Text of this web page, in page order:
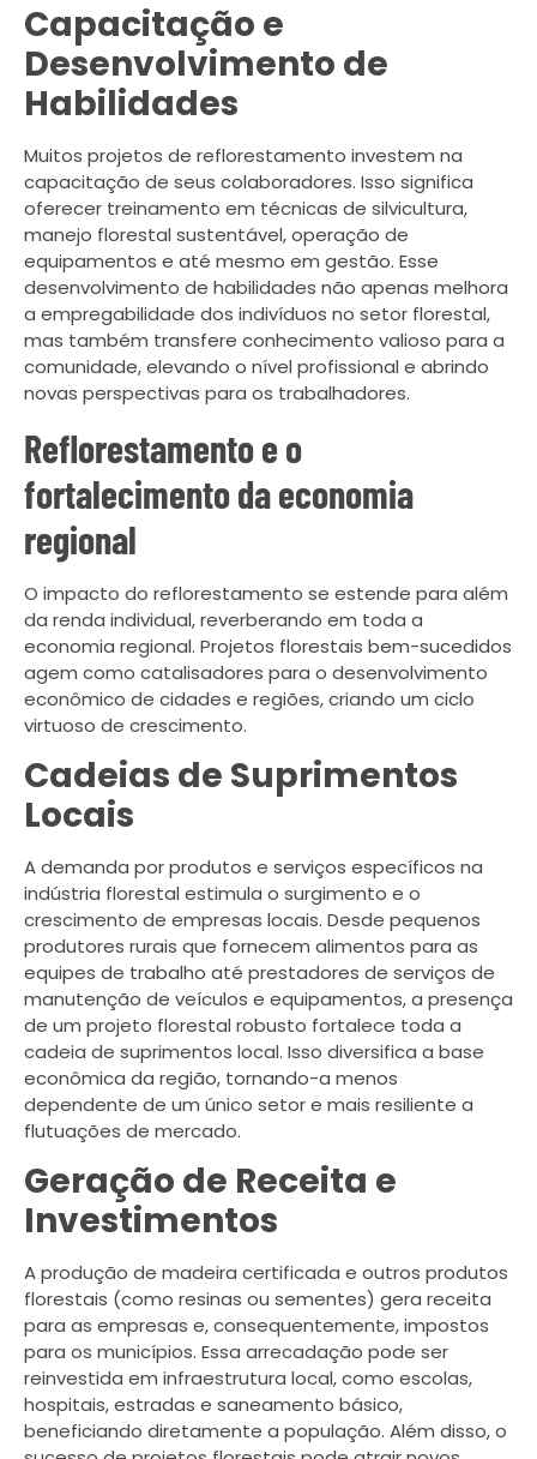
Capacitação e
Desenvolvimento de
Habilidades
Muitos projetos de reflorestamento investem na
capacitação de seus colaboradores. Isso significa
oferecer treinamento em técnicas de silvicultura,
manejo florestal sustentável, operação de
equipamentos e até mesmo em gestão. Esse
desenvolvimento de habilidades não apenas melhora
a empregabilidade dos indivíduos no setor florestal,
mas também transfere conhecimento valioso para a
comunidade, elevando o nível profissional e abrindo
novas perspectivas para os trabalhadores.
Reflorestamento e o
fortalecimento da economia
regional
O impacto do reflorestamento se estende para além
da renda individual, reverberando em toda a
economia regional. Projetos florestais bem-sucedidos
agem como catalisadores para o desenvolvimento
econômico de cidades e regiões, criando um ciclo
virtuoso de crescimento.
Cadeias de Suprimentos
Locais
A demanda por produtos e serviços específicos na
indústria florestal estimula o surgimento e o
crescimento de empresas locais. Desde pequenos
produtores rurais que fornecem alimentos para as
equipes de trabalho até prestadores de serviços de
manutenção de veículos e equipamentos, a presença
de um projeto florestal robusto fortalece toda a
cadeia de suprimentos local. Isso diversifica a base
econômica da região, tornando-a menos
dependente de um único setor e mais resiliente a
flutuações de mercado.
Geração de Receita e
Investimentos
A produção de madeira certificada e outros produtos
florestais (como resinas ou sementes) gera receita
para as empresas e, consequentemente, impostos
para os municípios. Essa arrecadação pode ser
reinvestida em infraestrutura local, como escolas,
hospitais, estradas e saneamento básico,
beneficiando diretamente a população. Além disso, o